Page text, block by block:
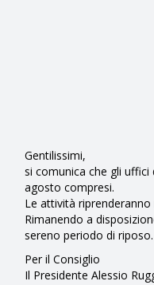
Gentilissimi,
si comunica che gli uffici
agosto compresi.
Le attività
Rimanendo a
sereno periodo di riposo.
Per il Consiglio
Il Presidente Alessio